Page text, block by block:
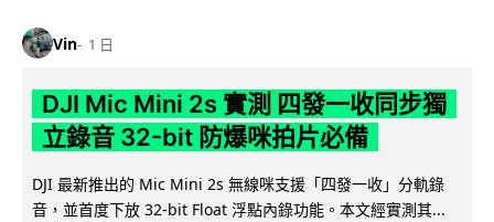
Vin 1 日
DJI Mic Mini 2s 實測 四發一收同步獨
立錄音 32-bit 防爆咪拍片必備
DJI 最新推出的 Mic Mini 2s 無線咪支援「四發一收」分軌錄
音，並首度下放 32-bit Float 浮點內錄功能。本文經實測其...